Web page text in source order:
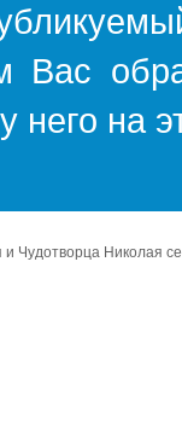
Вас
него на
Чудотворца Николая